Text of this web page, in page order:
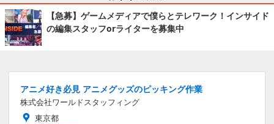
【急募】ゲームメディアで僕らとテレワーク！インサイド
の編集スタッフorライターを募集中
アニメ好き必見 アニメグッズのピッキング作業
株式会社ワールドスタッフィング
東京都